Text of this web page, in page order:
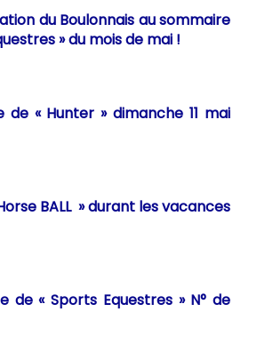
du Boulonnais au sommaire
» du mois de mai !
de « Hunter » dimanche 11 mai
BALL » durant les vacances
de « Sports Equestres » N° de